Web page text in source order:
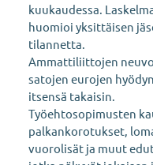
kuukaudessa.
huomioi yksittäisen
tilannetta.
Ammattiliittojen
satojen eurojen
itsensä takaisin.
Työehtosopimusten
palkankorotukset,
vuorolisät ja muut